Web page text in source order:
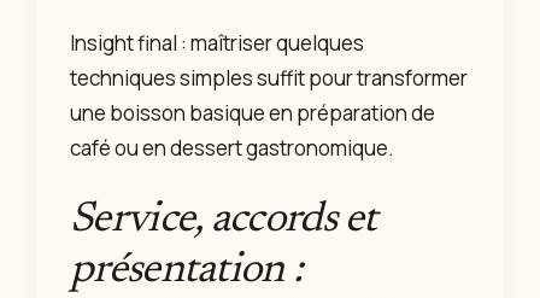
Insight final : maîtriser quelques
techniques simples suffit pour transformer
une boisson basique en préparation de
café ou en dessert gastronomique.
Service, accords et
présentation :